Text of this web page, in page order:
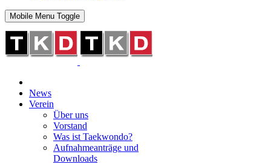
Mobile Menu Toggle
News
Verein
Über uns
Vorstand
Was ist Taekwondo?
Aufnahmeanträge und
Downloads